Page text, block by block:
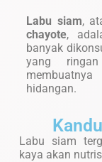
Labu siam,
chayote,
banyak
yang
hidangan.
Labu siam
kaya akan